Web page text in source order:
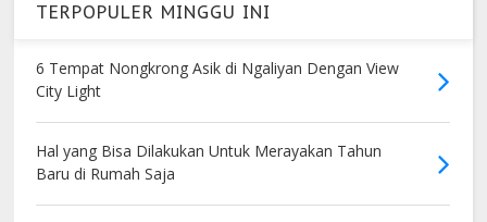
TERPOPULER MINGGU INI
6 Tempat Nongkrong Asik di Ngaliyan Dengan View
City Light
Hal yang Bisa Dilakukan Untuk Merayakan Tahun
Baru di Rumah Saja